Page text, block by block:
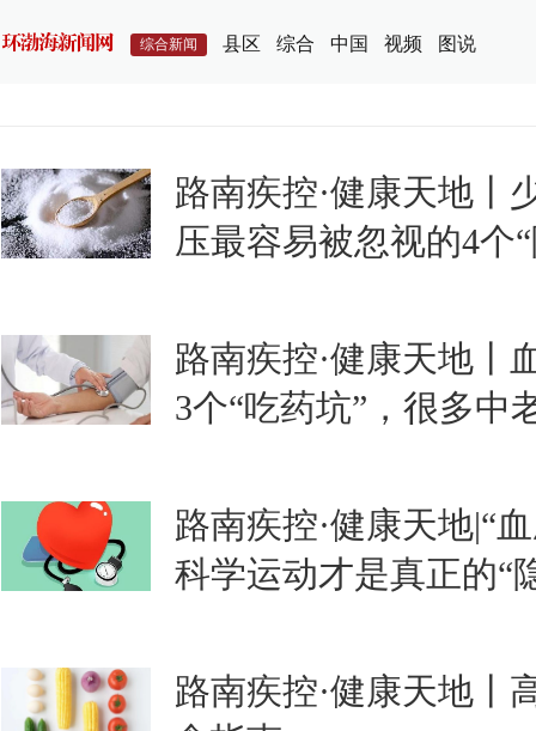
综合新闻 县区 综合 中国 视频 图说
路南疾控·健康天地丨
压最容易被忽视的4个
路南疾控·健康天地丨
3个“吃药坑”，很多中
路南疾控·健康天地|“
科学运动才是真正的“
路南疾控·健康天地丨